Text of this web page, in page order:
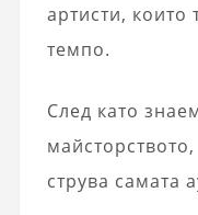
артисти, които
темпо.
След като
струва самата